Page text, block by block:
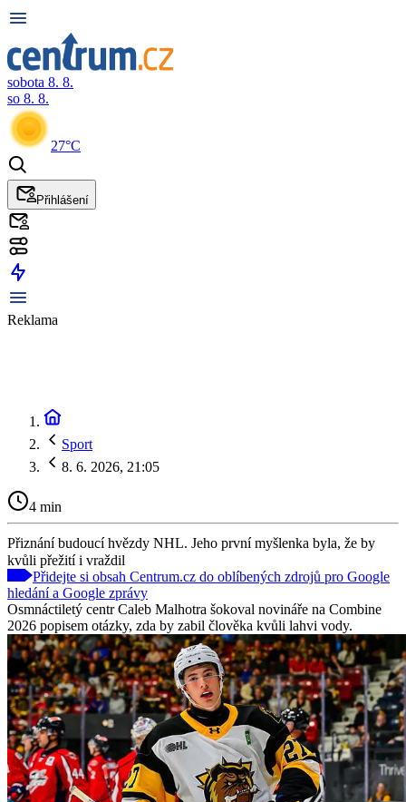
sobota 8. 8.
so 8. 8.
27°C
Přihlášení
Reklama
Sport
8. 6. 2026, 21:05
4 min
Přiznání budoucí hvězdy NHL. Jeho první myšlenka byla, že by
kvůli přežití i vraždil
Přidejte si obsah Centrum.cz do oblíbených zdrojů pro Google
hledání a Google zprávy
Osmnáctiletý centr Caleb Malhotra šokoval novináře na Combine
2026 popisem otázky, zda by zabil člověka kvůli lahvi vody.